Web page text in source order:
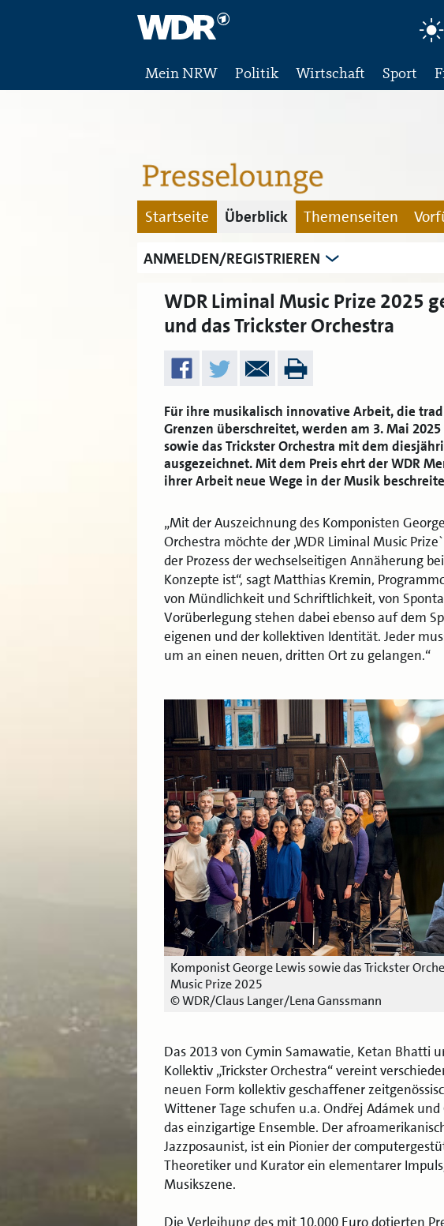
Mein NRW Politik Wirtschaft Sport
Startseite Überblick Themenseiten
ANMELDEN/REGISTRIEREN
WDR Liminal Music Prize 2025
und das Trickster Orchestra
Für ihre musikalisch innovative Arbeit, die
Grenzen überschreitet, werden am 3. Mai
sowie das Trickster Orchestra mit dem
ausgezeichnet. Mit dem Preis ehrt der WDR
ihrer Arbeit neue Wege in der Musik
„Mit der Auszeichnung des Komponisten
Orchestra möchte der ‚WDR Liminal Music
der Prozess der wechselseitigen Annäherung
Konzepte ist“, sagt Matthias Kremin,
von Mündlichkeit und Schriftlichkeit, von
Vorüberlegung stehen dabei ebenso auf dem
eigenen und der kollektiven Identität. Jeder
um an einen neuen, dritten Ort zu gelangen.“
Komponist George Lewis sowie das Trickster
Music Prize 2025
© WDR/Claus Langer/Lena Ganssmann
Das 2013 von Cymin Samawatie, Ketan Bhatti
Kollektiv „Trickster Orchestra“ vereint
neuen Form kollektiv geschaffener
Wittener Tage schufen u.a. Ondřej Adámek
das einzigartige Ensemble. Der
Jazzposaunist, ist ein Pionier der
Theoretiker und Kurator ein elementarer
Musikszene.
Die Verleihung des mit 10.000 Euro dotierten